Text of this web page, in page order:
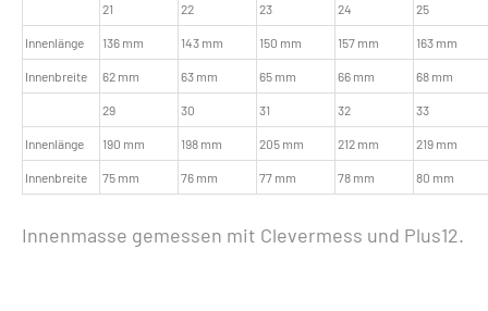
21 22 23 24 25
Innenlänge 136 mm 143 mm 150 mm 157 mm 163 mm
Innenbreite 62 mm 63 mm 65 mm 66 mm 68 mm
29 30 31 32 33
Innenlänge 190 mm 198 mm 205 mm 212 mm 219 mm
Innenbreite 75 mm 76 mm 77 mm 78 mm 80 mm
Innenmasse gemessen mit Clevermess und Plus12.